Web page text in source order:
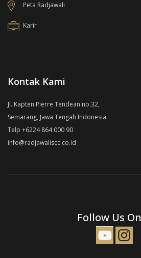
Peta Radjawali
Karir
Kontak Kami
Jl. Kapten Pierre Tendean no.32,
Semarang, Jawa Tengah Indonesia
Telp +6224 864 000 90
info@radjawaliscc.co.id
Follow Us On